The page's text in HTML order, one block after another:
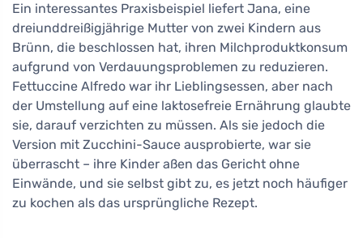
Ein interessantes Praxisbeispiel liefert Jana, eine
dreiunddreißigjährige Mutter von zwei Kindern aus
Brünn, die beschlossen hat, ihren Milchproduktkonsum
aufgrund von Verdauungsproblemen zu reduzieren.
Fettuccine Alfredo war ihr Lieblingsessen, aber nach
der Umstellung auf eine laktosefreie Ernährung glaubte
sie, darauf verzichten zu müssen. Als sie jedoch die
Version mit Zucchini-Sauce ausprobierte, war sie
überrascht – ihre Kinder aßen das Gericht ohne
Einwände, und sie selbst gibt zu, es jetzt noch häufiger
zu kochen als das ursprüngliche Rezept.